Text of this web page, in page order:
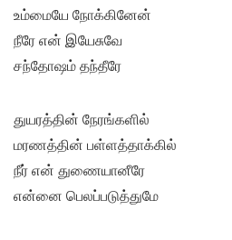
உம்மையே நோக்கினேன்
நீரே என் இயேசுவே
சந்தோஷம் தந்தீரே
துயரத்தின் நேரங்களில்
மரணத்தின் பள்ளத்தாக்கில்
நீர் என் துணையானீரே
என்னை பெலப்படுத்துமே